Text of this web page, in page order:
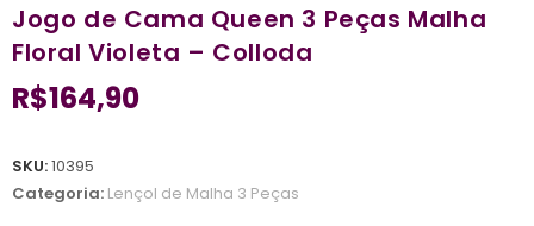
Jogo de Cama Queen 3 Peças Malha
Floral Violeta – Colloda
R$164,90
SKU:10395
Categoria: Lençol de Malha 3 Peças